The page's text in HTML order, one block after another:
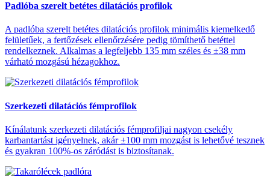
Padlóba szerelt betétes dilatációs profilok
A padlóba szerelt betétes dilatációs profilok minimális kiemelkedő
felületűek, a fertőzések ellenőrzésére pedig tömíthető betéttel
rendelkeznek. Alkalmas a legfeljebb 135 mm széles és ±38 mm
várható mozgású hézagokhoz.
Szerkezeti dilatációs fémprofilok
Kínálatunk szerkezeti dilatációs fémprofiljai nagyon csekély
karbantartást igényelnek, akár ±100 mm mozgást is lehetővé tesznek
és gyakran 100%-os záródást is biztosítanak.